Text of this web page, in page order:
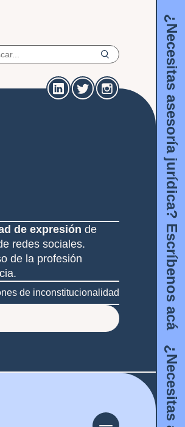
de expresión de
redes sociales.
de la profesión
de inconstitucionalidad
¿Necesitas asesoría jurídica? Escríbenos acá